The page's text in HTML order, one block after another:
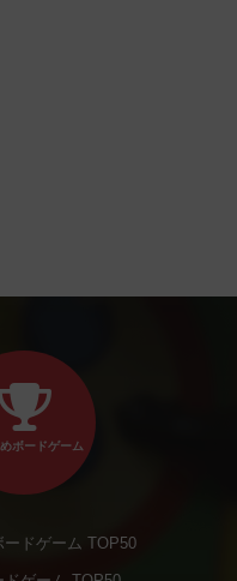
ボードゲーム
ードゲーム TOP50